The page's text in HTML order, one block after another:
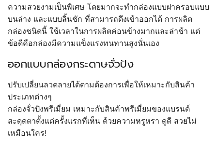
ความสวยงามเป็นพิเศษ โดยมากจะทำกล่องแบบฝาครอบแบบ
บนล่าง และแบบลิ้นชัก ที่สามารถดึงเข้าออกได้ การผลิต
กล่องชนิดนี้ ใช้เวลาในการผลิตค่อนข้างมากและล่าช้า แต่
ข้อดีคือกล่องมีความแข็งแรงทนทานสูงนั่นเอง
ออกแบบกล่องกระดาษจั่วปัง
ปรับเปลี่ยนลวดลายได้ตามต้องการเพื่อให้เหมาะกับสินค้า
ประเภทต่างๆ
กล่องจั่วปังพรีเมี่ยม เหมาะกับสินค้าพรีเมี่ยมของแบรนด์
สะดุดตาตั้งแต่ครั้งแรกที่เห็น ด้วยความหรูหรา ดูดี สวยไม่
เหมือนใคร!